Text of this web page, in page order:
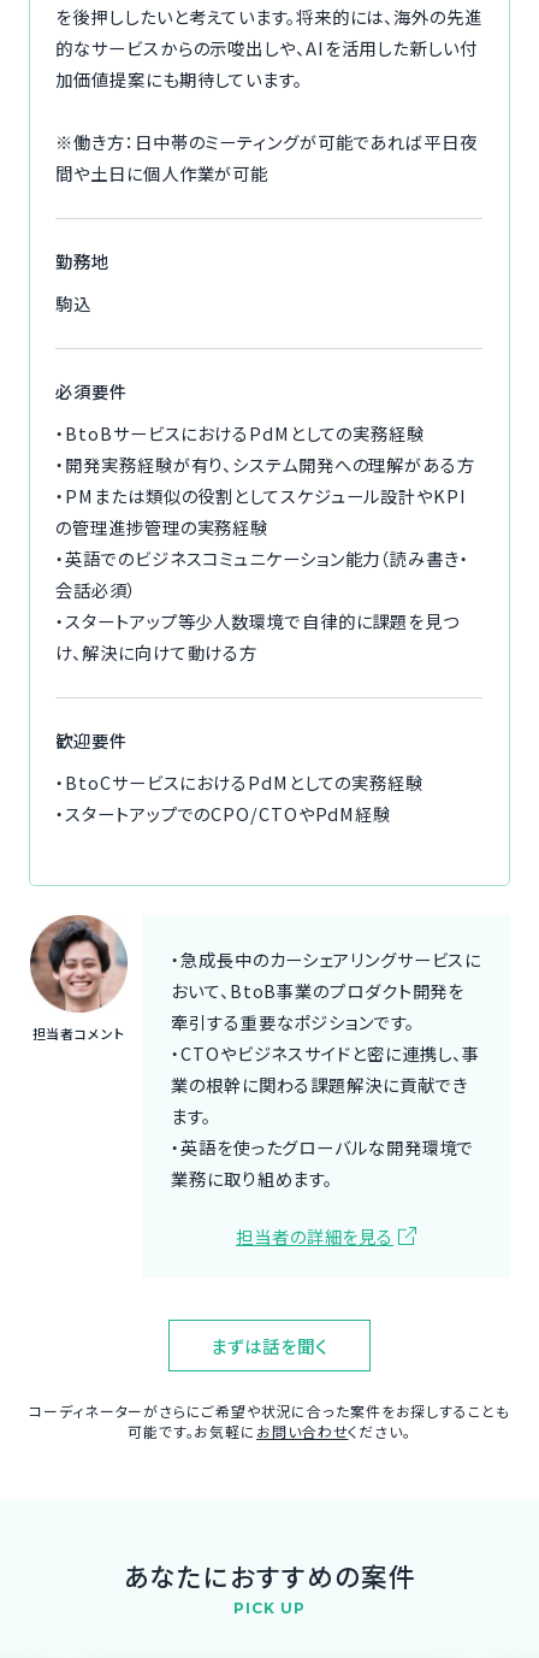
を後押ししたいと考えています。将来的には、海外の先進
的なサービスからの示唆出しや、AIを活用した新しい付
加価値提案にも期待しています。
※働き方：日中帯のミーティングが可能であれば平日夜
間や土日に個人作業が可能
勤務地
駒込
必須要件
・BtoBサービスにおけるPdMとしての実務経験
・開発実務経験が有り、システム開発への理解がある方
・PMまたは類似の役割としてスケジュール設計やKPI
の管理進捗管理の実務経験
・英語でのビジネスコミュニケーション能力（読み書き・
会話必須）
・スタートアップ等少人数環境で自律的に課題を見つ
け、解決に向けて動ける方
歓迎要件
・BtoCサービスにおけるPdMとしての実務経験
・スタートアップでのCPO/CTOやPdM経験
担当者コメント
・急成長中のカーシェアリングサービスに
おいて、BtoB事業のプロダクト開発を
牽引する重要なポジションです。
・CTOやビジネスサイドと密に連携し、事
業の根幹に関わる課題解決に貢献でき
ます。
・英語を使ったグローバルな開発環境で
業務に取り組めます。
担当者の詳細を見る
まずは話を聞く
コーディネーターがさらにご希望や状況に合った案件をお探しすることも
可能です。お気軽に お問い合わせください。
あなたにおすすめの案件
PICK UP